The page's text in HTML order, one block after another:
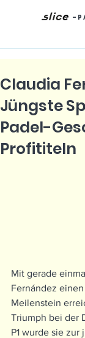
- P
Claudia
Jüngste
Padel-
Profititeln
Mit gerade
Fernández
Meilenstein
Triumph bei der
P1 wurde sie